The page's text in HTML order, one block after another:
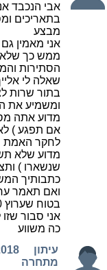
אבי הנכבד
בתאריכים
מבצע
אני מאמין
ממש כך שלא
הסתירות
שאלה לי
בתור שרות
ומשמיע את
מדוע אתה
אם תפגע )
לחקר האמת
מדוע שלא
שנשארו )
כתבותיך
בטוח שערוץ 20 ייתן לך במה
אני סבור
כה משווע
עיתון
מתחרה